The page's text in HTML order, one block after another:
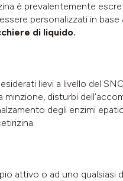
è prevalentemente
personalizzati in base
di liquido.
lievi a livello del
disturbi
degli enzimi
attivo o ad uno qualsiasi